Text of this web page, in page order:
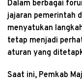
Dalam berbagai
jajaran pemerintah
menyatukan
tetap menjadi
aturan yang
Saat ini, Pemkab